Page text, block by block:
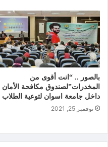
بالصور .. “انت أقوى من
المخدرات”لصندوق مكافحة الأمان
داخل جامعة اسوان لتوعية الطلاب
نوفمبر 25, 2021